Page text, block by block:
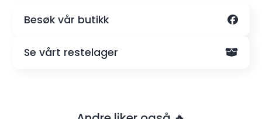
Besøk vår butikk
Se vårt restelager